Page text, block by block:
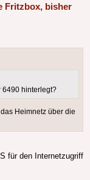
Fritzbox, bisher
6490 hinterlegt?
Heimnetz über die
für den Internetzugriff